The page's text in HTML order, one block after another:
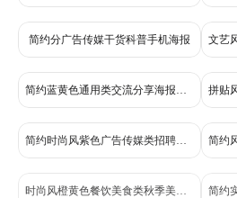
简约分广告传媒干货科普手机海报
简约蓝黄色通用类交流分享海报设计需求互动帖小红书大字封面
简约时尚风紫色广告传媒类招聘招募类设计岗位手机全屏海报
时尚风橙黄色餐饮美食类秋季美食市集活动营销手机海报